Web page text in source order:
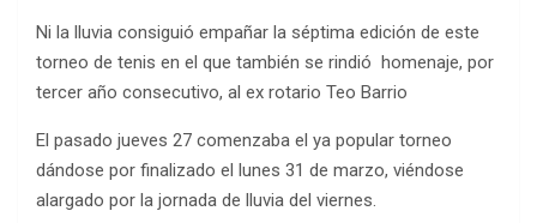
Ni la lluvia consiguió empañar la séptima edición de este
torneo de tenis en el que también se rindió homenaje, por
tercer año consecutivo, al ex rotario Teo Barrio
El pasado jueves 27 comenzaba el ya popular torneo
dándose por finalizado el lunes 31 de marzo, viéndose
alargado por la jornada de lluvia del viernes.